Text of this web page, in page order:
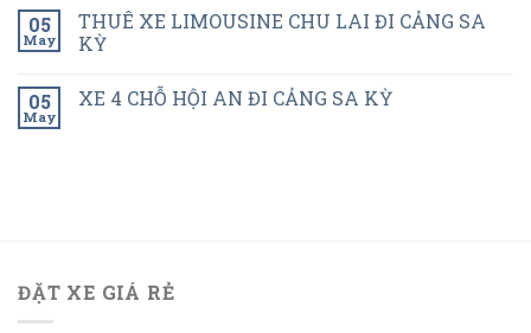
05
May
THUÊ XE LIMOUSINE CHU LAI ĐI CẢNG SA
KỲ
05
May
XE 4 CHỖ HỘI AN ĐI CẢNG SA KỲ
ĐẶT XE GIÁ RẺ